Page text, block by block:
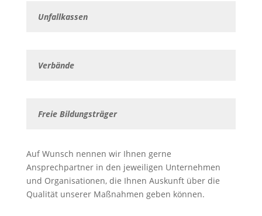
Unfallkassen
Verbände
Freie Bildungsträger
Auf Wunsch nennen wir Ihnen gerne
Ansprechpartner in den jeweiligen Unternehmen
und Organisationen, die Ihnen Auskunft über die
Qualität unserer Maßnahmen geben können.